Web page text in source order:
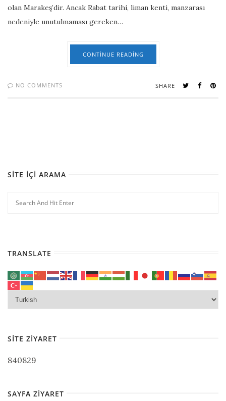
olan Marakeş’dir. Ancak Rabat tarihi, liman kenti, manzarası
nedeniyle unutulmaması gereken…
CONTINUE READING
NO COMMENTS SHARE
SITE İÇI ARAMA
TRANSLATE
SITE ZIYARET
840829
SAYFA ZIYARET